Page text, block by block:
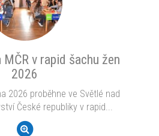
v rapid šachu žen
2026
2026 proběhne ve Světlé nad
České republiky v rapid...